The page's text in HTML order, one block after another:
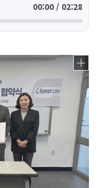
00:00 / 02:28